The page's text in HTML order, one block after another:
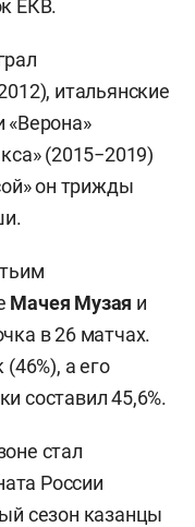
ЕКВ.
итальянские
«Верона»
(2015−2019)
он трижды
Мачея Музая и
в 26 матчах.
а его
составил 45,6%.
стал
России
сезон казанцы